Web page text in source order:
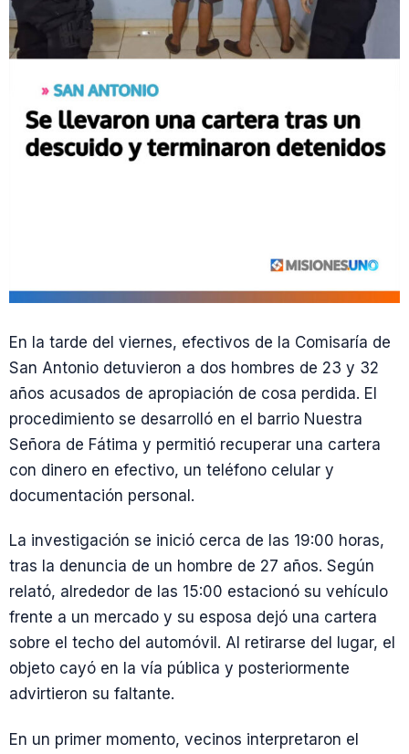
En la tarde del viernes, efectivos de la Comisaría de
San Antonio detuvieron a dos hombres de 23 y 32
años acusados de apropiación de cosa perdida. El
procedimiento se desarrolló en el barrio Nuestra
Señora de Fátima y permitió recuperar una cartera
con dinero en efectivo, un teléfono celular y
documentación personal.
La investigación se inició cerca de las 19:00 horas,
tras la denuncia de un hombre de 27 años. Según
relató, alrededor de las 15:00 estacionó su vehículo
frente a un mercado y su esposa dejó una cartera
sobre el techo del automóvil. Al retirarse del lugar, el
objeto cayó en la vía pública y posteriormente
advirtieron su faltante.
En un primer momento, vecinos interpretaron el